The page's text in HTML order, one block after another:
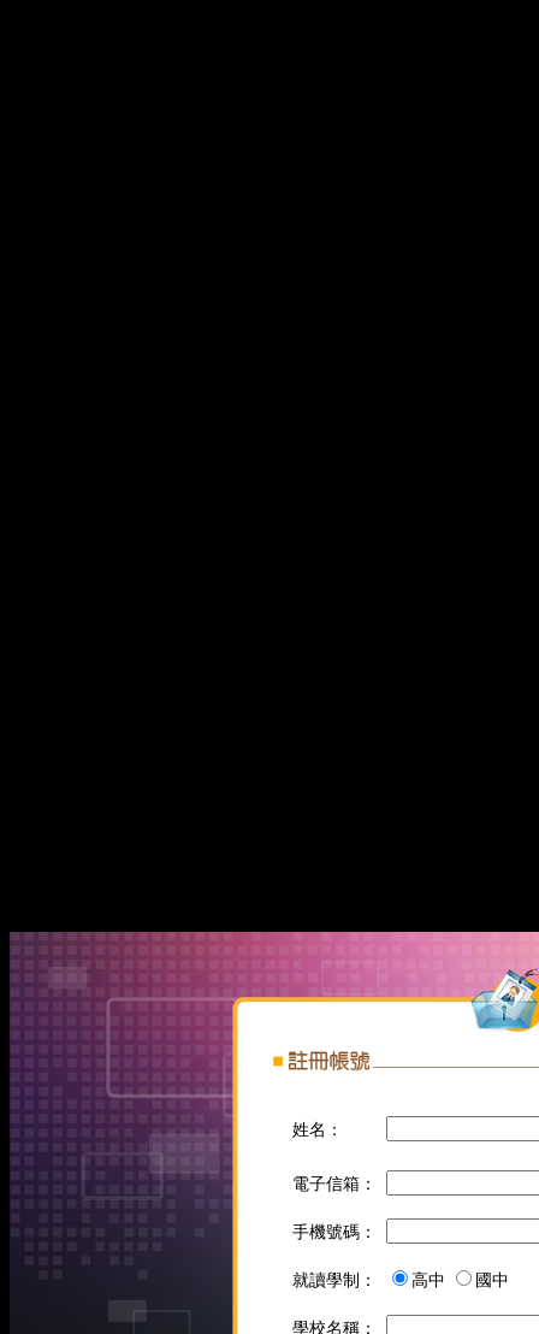
姓名 ：
電子信箱 ：
手機號碼 ：
就讀學制： 高中 國中
學校名稱：